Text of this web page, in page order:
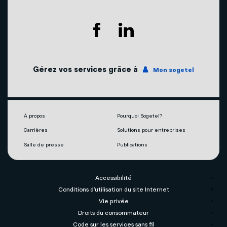
Mobilité
Capsules vidéos
Agents mobilité autorisés
Gérez vos services grâce à Mon sogetel
À propos Pourquoi Sogetel?
Carrières Solutions pour entreprises
Salle de presse Publications
Accessibilité
Conditions d’utilisation du site Internet
Vie privée
Droits du consommateur
Code sur les services sans fil